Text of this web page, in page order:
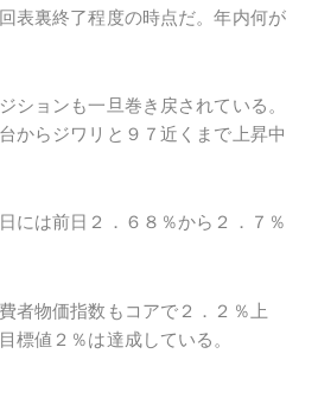
表裏終了程度の時点だ。年内何が
ションも一旦巻き戻されている。
からジワリと９７近くまで上昇中
には前日２．６８％から２．７％
者物価指数もコアで２．２％上
標値２％は達成している。